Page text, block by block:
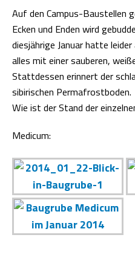
Auf den Campus-Baustellen
Ecken und Enden wird
diesjährige Januar hatte
alles mit einer sauberen,
Stattdessen erinnert der
sibirischen Permafrostboden.
Wie ist der Stand der
Medicum: